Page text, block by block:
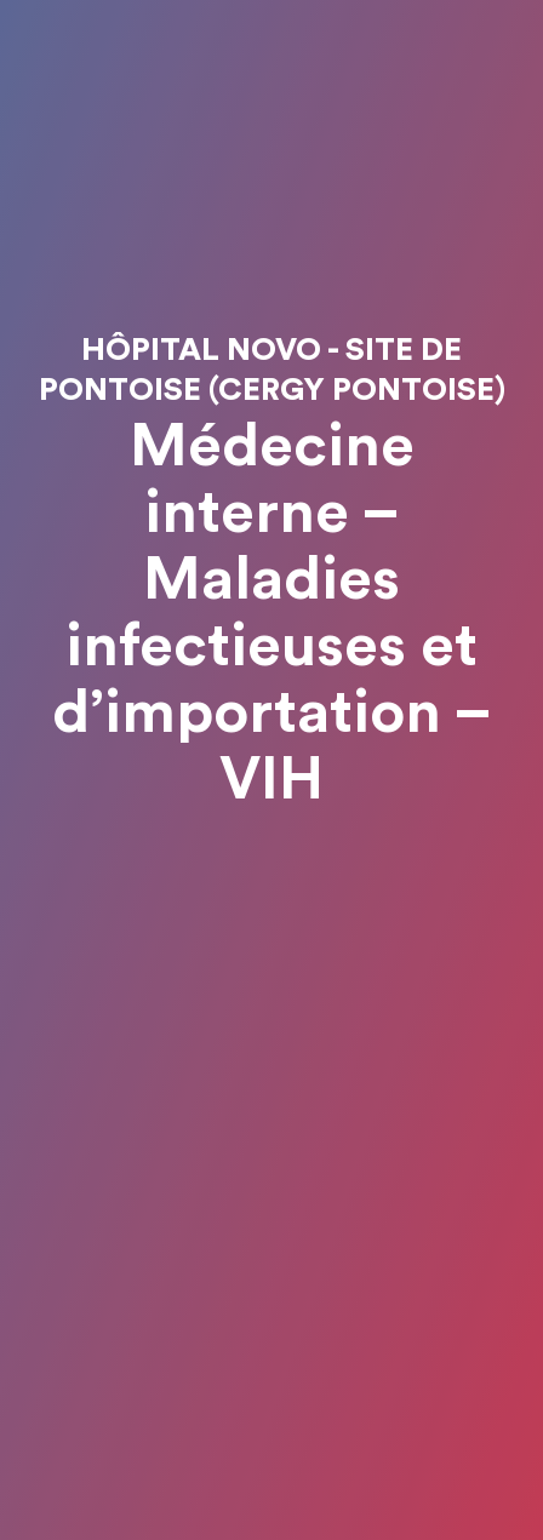
HÔPITAL NOVO - SITE DE
PONTOISE (CERGY PONTOISE)
Médecine
interne –
Maladies
infectieuses et
d’importation –
VIH